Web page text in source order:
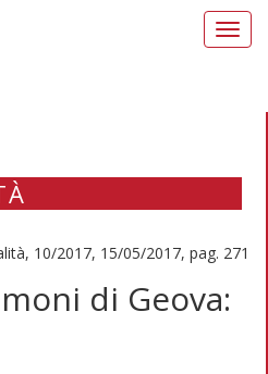
10/2017, 15/05/2017, pag. 271
di Geova: